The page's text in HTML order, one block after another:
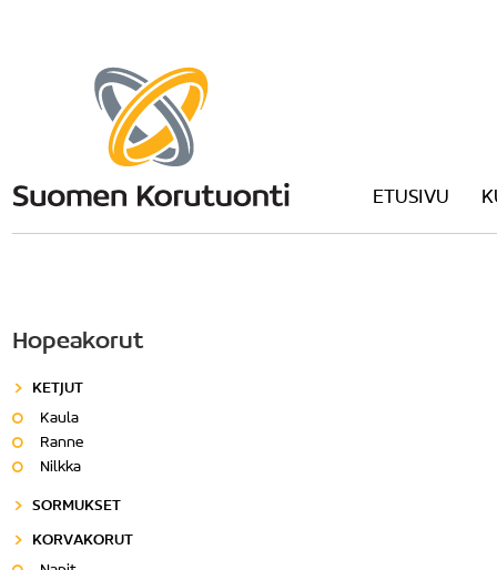
ETUSIVU
Hopeakorut
KETJUT
Kaula
Ranne
Nilkka
SORMUKSET
KORVAKORUT